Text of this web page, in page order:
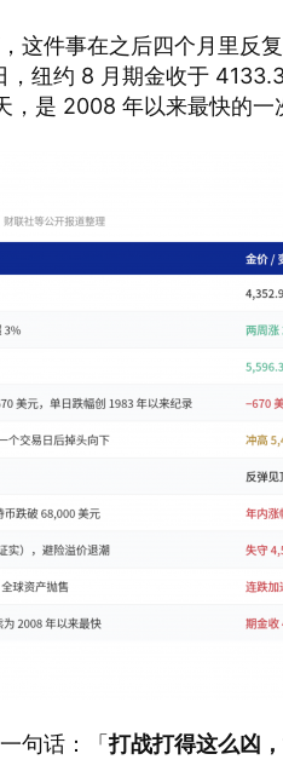
这件事在之后四个月里反
纽约 8 月期金收于
是 2008 年以来最快的一
句话：「打战打得这么凶